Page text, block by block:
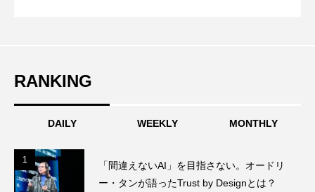
RANKING
DAILY WEEKLY MONTHLY
1
「間違えないAI」を目指さない。オードリ
ー・タンが語ったTrust by Designとは？